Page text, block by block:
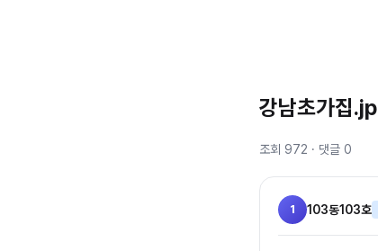
강남초가집
조회 972 · 댓글 0
1 103동103호